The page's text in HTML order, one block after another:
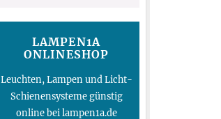
LAMPEN1A
ONLINESHOP
Leuchten, Lampen und Licht-
Schienensysteme günstig
online bei lampen1a.de